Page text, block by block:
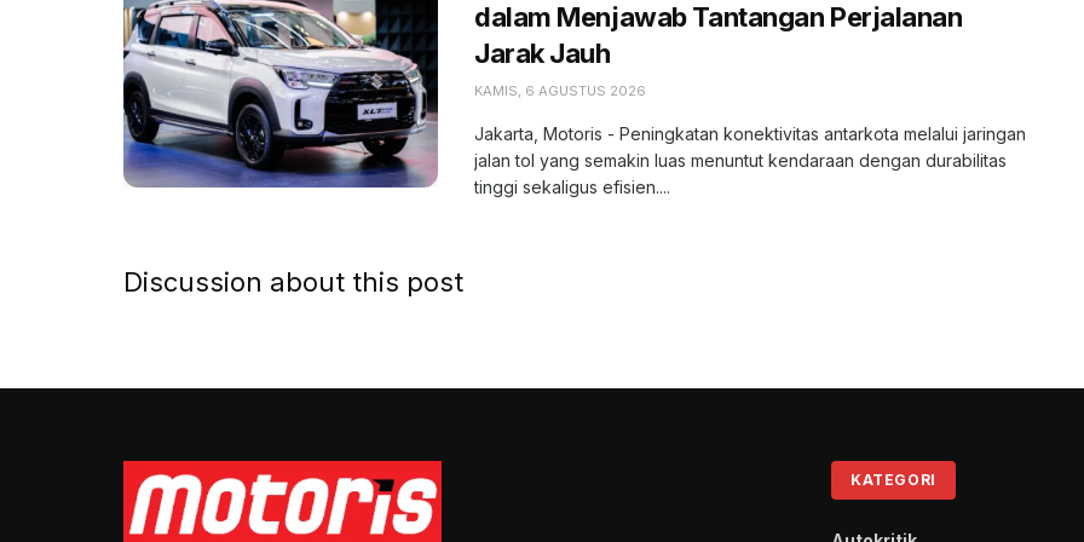
dalam Menjawab Tantangan Perjalanan
Jarak Jauh
KAMIS, 6 AGUSTUS 2026
Jakarta, Motoris - Peningkatan konektivitas antarkota melalui jaringan
jalan tol yang semakin luas menuntut kendaraan dengan durabilitas
tinggi sekaligus efisien....
Discussion about this post
KATEGORI